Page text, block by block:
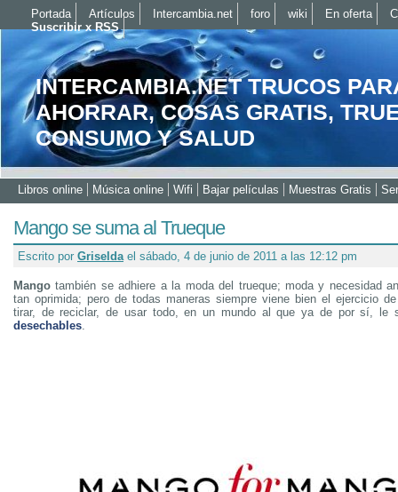
INTERCAMBIA.NET TRUCOS
AHORRAR, COSAS GRATIS,
CONSUMO Y SALUD
Libros online Música online Wifi Bajar películas Muestras Gratis
Mango se suma al Trueque
Escrito por Griseldael sábado, 4 de junio de 2011 a las 12:12 pm
Mango también se adhiere a la moda del trueque; moda y necesidad
tan oprimida; pero de todas maneras siempre viene bien el ejercicio
tirar, de reciclar, de usar todo, en un mundo al que ya de por sí, le
desechables.
Portada Artículos Intercambia.net foro wiki En oferta
Suscribir x RSS